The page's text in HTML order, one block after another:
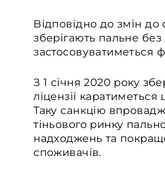
Відповідно до змін до
зберігають пальне без
застосовуватиметься
З 1 січня 2020 року
ліцензії
Таку санкцію
тіньового ринку
надходжень та
споживачів.